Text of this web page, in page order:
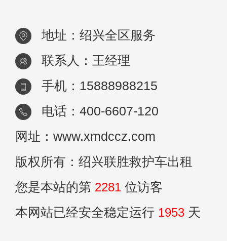
地址：绍兴全区服务
联系人：王经理
手机：15888988215
电话：400-6607-120
网址：www.xmdccz.com
版权所有：绍兴联胜救护车出租
您是本站的第 2281 位访客
本网站已经安全稳定运行 1953 天